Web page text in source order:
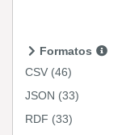
Formatos
CSV (46)
JSON (33)
RDF (33)